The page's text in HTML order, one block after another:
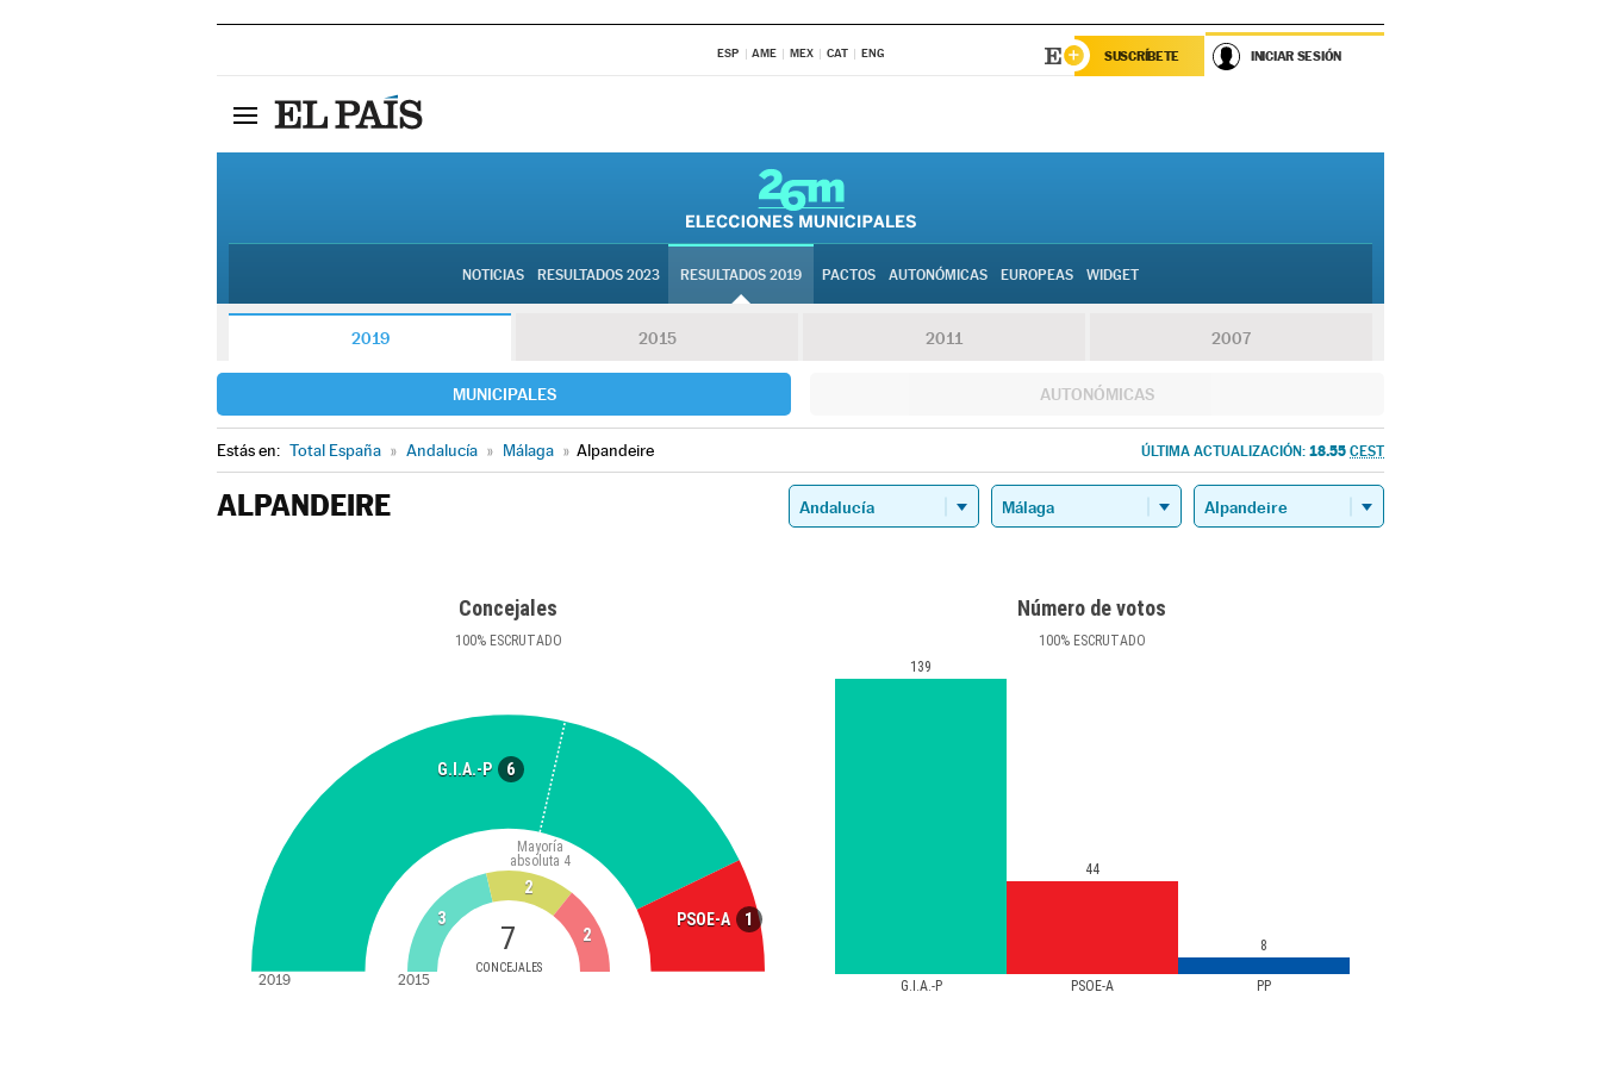
ESP AME MEX CAT ENG SUSCRÍBETE INICIAR SESIÓN
NOTICIAS RESULTADOS 2023 RESULTADOS 2019 PACTOS AUTONÓMICAS EUROPEAS WIDGET
2019 2015 2011 2007
MUNICIPALES AUTONÓMICAS
Estás en: Total España » Andalucía » Málaga » Alpandeire ÚLTIMA ACTUALIZACIÓN: 18.55 CEST
ALPANDEIRE
Concejales
100%ESCRUTADO
G.I.A.-P 6
PSOE-A 1
7
CONCEJALES
Mayoría
absoluta 4
3
2
2
2019 2015
Número de votos
100%ESCRUTADO
G.I.A.-P PSOE-A PP
139
44
8